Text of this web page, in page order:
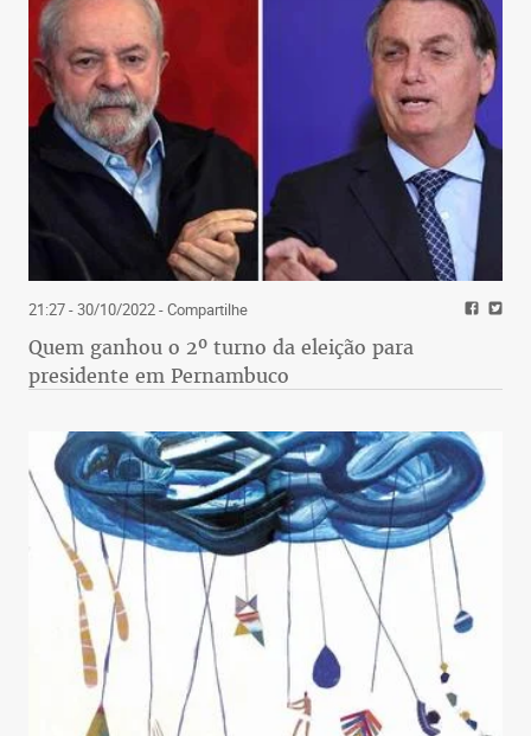
21:27 - 30/10/2022- Compartilhe
Quem ganhou o 2º turno da eleição para
presidente em Pernambuco